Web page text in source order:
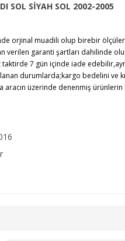
SOL SİYAH SOL 2002-2005
orjinal muadili olup birebir
verilen garanti şartları dahilinde
taktirde 7 gün içinde iade
durumlarda;kargo bedelini ve
aracın üzerinde denenmiş